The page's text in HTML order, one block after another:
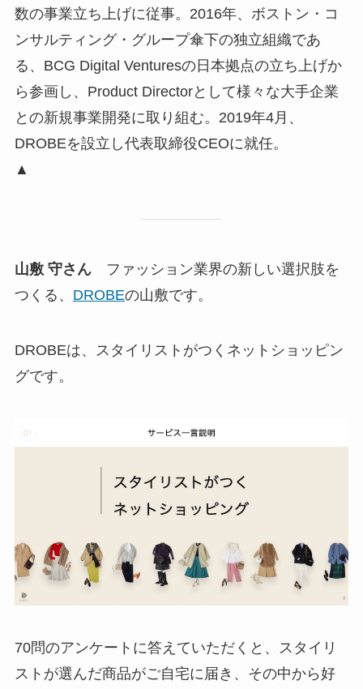
数の事業立ち上げに従事。2016年、ボストン・コ
ンサルティング・グループ傘下の独立組織であ
る、BCG Digital Venturesの日本拠点の立ち上げか
ら参画し、Product Directorとして様々な大手企業
との新規事業開発に取り組む。2019年4月、
DROBEを設立し代表取締役CEOに就任。
▲
山敷 守さん
ファッション業界の新しい選択肢を
つくる、 DROBEの山敷です。
DROBEは、スタイリストがつくネットショッピン
グです。
70問のアンケートに答えていただくと、スタイリ
ストが選んだ商品がご自宅に届き、その中から好